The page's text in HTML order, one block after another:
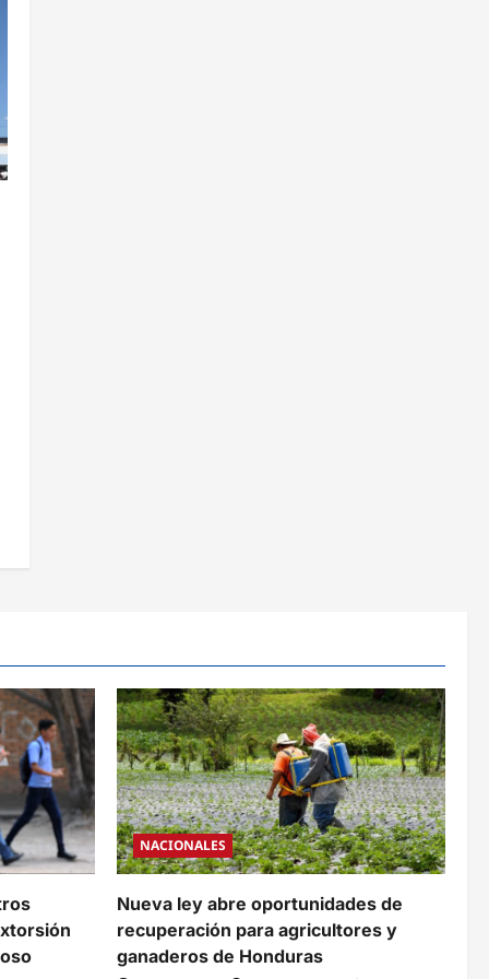
NACIONALES
Nueva ley abre oportunidades de
recuperación para agricultores y
ganaderos de Honduras